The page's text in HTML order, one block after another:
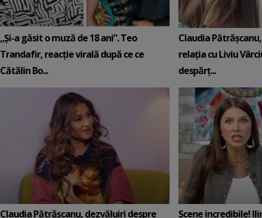
„Și-a găsit o muză de 18 ani”. Teo
Trandafir, reacție virală după ce ce
Cătălin Bo...
Claudia
relația cu Liviu
despărț...
Claudia Pătrășcanu, dezvăluiri despre
Scene incredibile!